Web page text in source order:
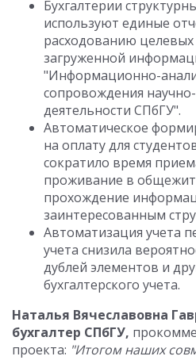
Бухгалтерии
используют единые
расходованию целевых
загруженной
"Информационно-
сопровождения
деятельности СПбГУ".
Автоматическое
на оплату для
сократило время
проживание в
прохождение
заинтересованным
Автоматизация учета
учета снизила
дублей элементов и
бухгалтерского учета.
Наталья Вячеславовна
бухгалтер СПбГУ,
проекта: "Итогом наших